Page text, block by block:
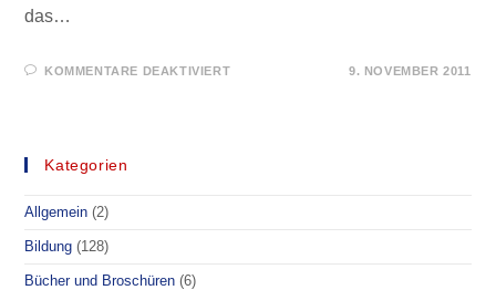
das…
KOMMENTARE DEAKTIVIERTFÜR
9. NOVEMBER 2011
Kategorien
Allgemein (2)
Bildung (128)
Bücher und Broschüren (6)